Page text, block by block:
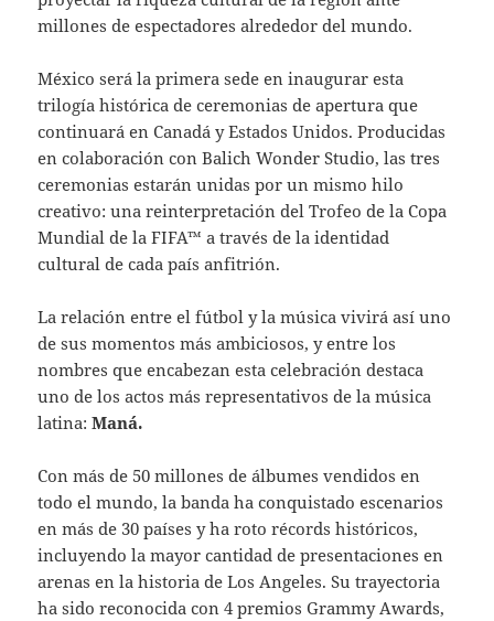
millones de espectadores alrededor del mundo.
México será la primera sede en inaugurar esta
trilogía histórica de ceremonias de apertura que
continuará en Canadá y Estados Unidos. Producidas
en colaboración con Balich Wonder Studio, las tres
ceremonias estarán unidas por un mismo hilo
creativo: una reinterpretación del Trofeo de la Copa
Mundial de la FIFA™ a través de la identidad
cultural de cada país anfitrión.
La relación entre el fútbol y la música vivirá así uno
de sus momentos más ambiciosos, y entre los
nombres que encabezan esta celebración destaca
uno de los actos más representativos de la música
latina:Maná.
Con más de 50 millones de álbumes vendidos en
todo el mundo, la banda ha conquistado escenarios
en más de 30 países y ha roto récords históricos,
incluyendo la mayor cantidad de presentaciones en
arenas en la historia de Los Angeles. Su trayectoria
ha sido reconocida con 4 premios Grammy Awards,